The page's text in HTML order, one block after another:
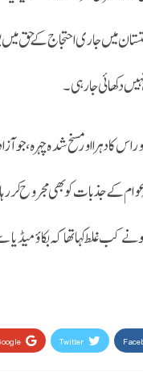
میں جاری احتجاج کے حق میں
دکھائی جا رہی۔
اس کا دہرا اور مسخ شدہ چہرہ، جو
کے جذبات کو بھی مجروح کر
نے کب غلط کہا تھا کہ بکاؤ
Twitter